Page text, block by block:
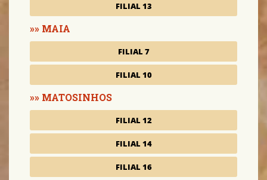
FILIAL 13
MAIA
FILIAL 7
FILIAL 10
MATOSINHOS
FILIAL 12
FILIAL 14
FILIAL 16